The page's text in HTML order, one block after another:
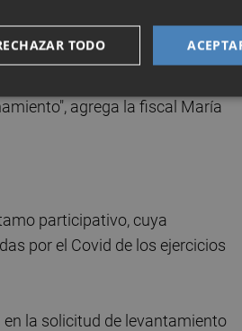
y que es ampliamente
que concluye
sus obligaciones operativas
agrega la fiscal María
participativo, cuya
por el Covid de los ejercicios
la solicitud de levantamiento
TODO